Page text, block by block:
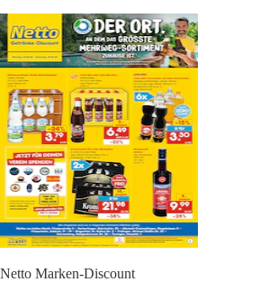
Netto Marken-Discount